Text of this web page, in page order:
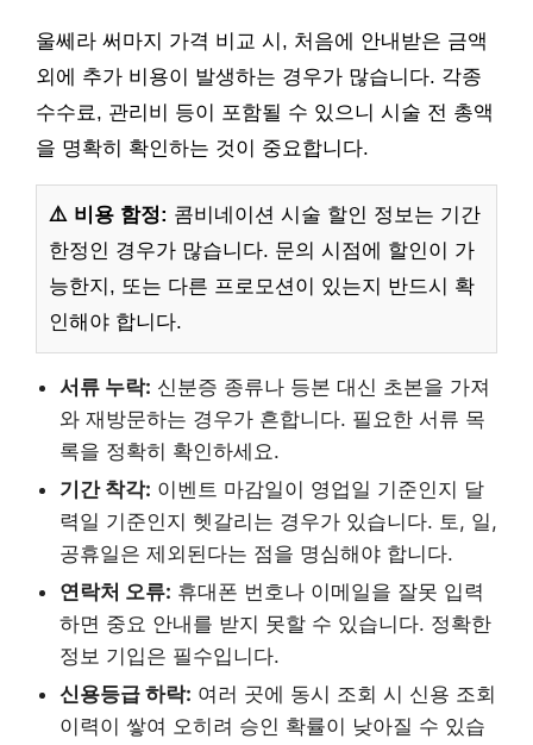
울쎄라 써마지 가격 비교 시, 처음에 안내받은 금액
외에 추가 비용이 발생하는 경우가 많습니다. 각종
수수료, 관리비 등이 포함될 수 있으니 시술 전 총액
을 명확히 확인하는 것이 중요합니다.
⚠️ 비용 함정: 콤비네이션 시술 할인 정보는 기간
한정인 경우가 많습니다. 문의 시점에 할인이 가
능한지, 또는 다른 프로모션이 있는지 반드시 확
인해야 합니다.
서류 누락: 신분증 종류나 등본 대신 초본을 가져
와 재방문하는 경우가 흔합니다. 필요한 서류 목
록을 정확히 확인하세요.
기간 착각: 이벤트 마감일이 영업일 기준인지 달
력일 기준인지 헷갈리는 경우가 있습니다. 토, 일,
공휴일은 제외된다는 점을 명심해야 합니다.
연락처 오류: 휴대폰 번호나 이메일을 잘못 입력
하면 중요 안내를 받지 못할 수 있습니다. 정확한
정보 기입은 필수입니다.
신용등급 하락: 여러 곳에 동시 조회 시 신용 조회
이력이 쌓여 오히려 승인 확률이 낮아질 수 있습